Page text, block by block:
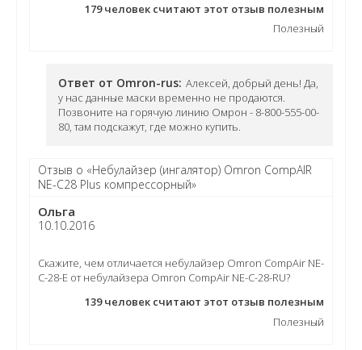
179человек считают этот отзыв полезным
Полезный
Ответ от Omron-rus: Алексей, добрый день! Да,
у нас данные маски временно не продаются.
Позвоните на горячую линию Омрон - 8-800-555-00-
80, там подскажут, где можно купить.
Отзыв о «Небулайзер (ингалятор) Omron CompAIR
NE-C28 Plus компрессорный»
Ольга
10.10.2016
Скажите, чем отличается небулайзер Omron CompAir NE-
C-28-E от небулайзера Omron CompAir NE-C-28-RU?
139человек считают этот отзыв полезным
Полезный